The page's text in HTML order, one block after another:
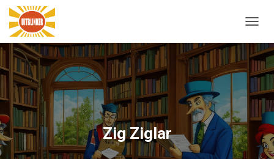
A
V
G
T
W
Zig Ziglar